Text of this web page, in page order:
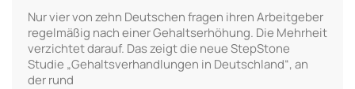
Nur vier von zehn Deutschen fragen ihren Arbeitgeber
regelmäßig nach einer Gehaltserhöhung. Die Mehrheit
verzichtet darauf. Das zeigt die neue StepStone
Studie „Gehaltsverhandlungen in Deutschland“, an
der rund